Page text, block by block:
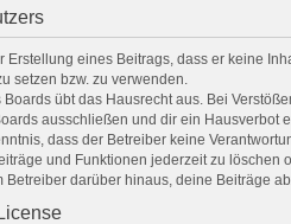
Erstellung eines Beitrags, dass er keine
setzen bzw. zu verwenden.
Boards übt das Hausrecht aus. Bei
ausschließen und dir ein Hausverbot
dass der Betreiber keine
und Funktionen jederzeit zu löschen
Betreiber darüber hinaus, deine Beiträge